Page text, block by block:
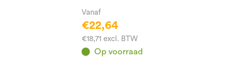
Vanaf
€22,64
€18,71 excl. BTW
Op voorraad